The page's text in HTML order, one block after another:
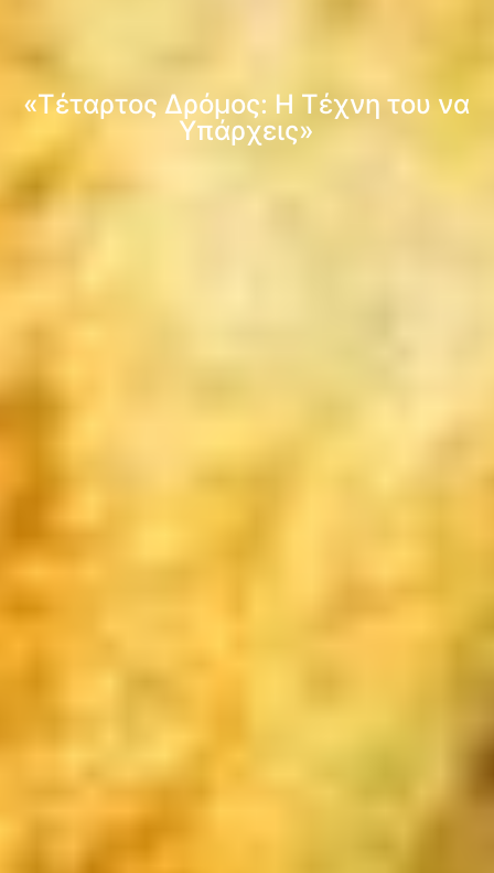
«Τέταρτος Δρόμος: Η Τέχνη του να
Υπάρχεις»